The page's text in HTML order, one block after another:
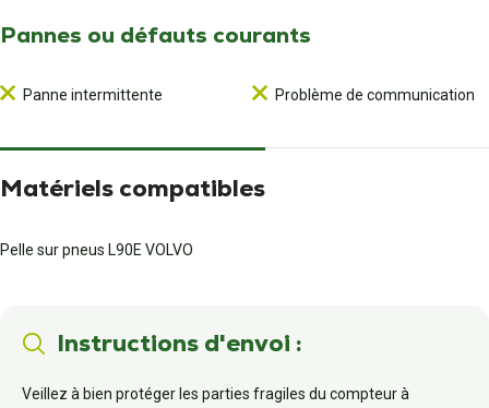
Pannes ou défauts courants
Panne intermittente Problème de communication
Matériels compatibles
Pelle sur pneus L90E VOLVO
Instructions d'envoi :
Veillez à bien protéger les parties fragiles du compteur à